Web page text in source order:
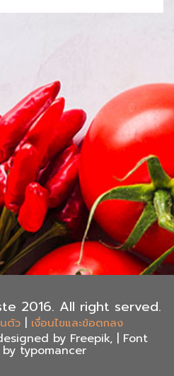
2016. All right served.
ตัว | เงื่อนไขและข้อตกลง
by Freepik, | Font
typomancer